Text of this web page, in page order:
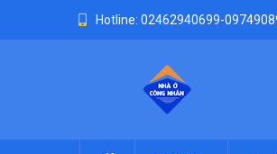
Hotline: 02462940699-